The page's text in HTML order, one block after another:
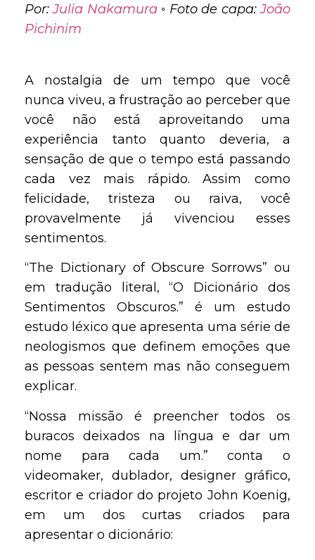
Por:Julia Nakamura◦ Foto de capa:João
Pichinim
A nostalgia de um tempo que você
nunca viveu, a frustração ao perceber que
você não está aproveitando uma
experiência tanto quanto deveria, a
sensação de que o tempo está passando
cada vez mais rápido. Assim como
felicidade, tristeza ou raiva, você
provavelmente já vivenciou esses
sentimentos.
“The Dictionary of Obscure Sorrows” ou
em tradução literal, “O Dicionário dos
Sentimentos Obscuros.” é um estudo
estudo léxico que apresenta uma série de
neologismos que definem emoções que
as pessoas sentem mas não conseguem
explicar.
“Nossa missão é preencher todos os
buracos deixados na língua e dar um
nome para cada um.” conta o
videomaker, dublador, designer gráfico,
escritor e criador do projeto John Koenig,
em um dos curtas criados para
apresentar o dicionário: